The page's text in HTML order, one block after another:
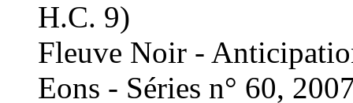
H.C. 9)
Fleuve Noir -
Eons - Séries n° 60,